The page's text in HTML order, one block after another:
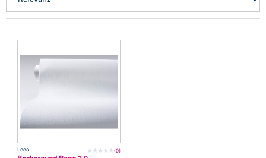
Leco (0)